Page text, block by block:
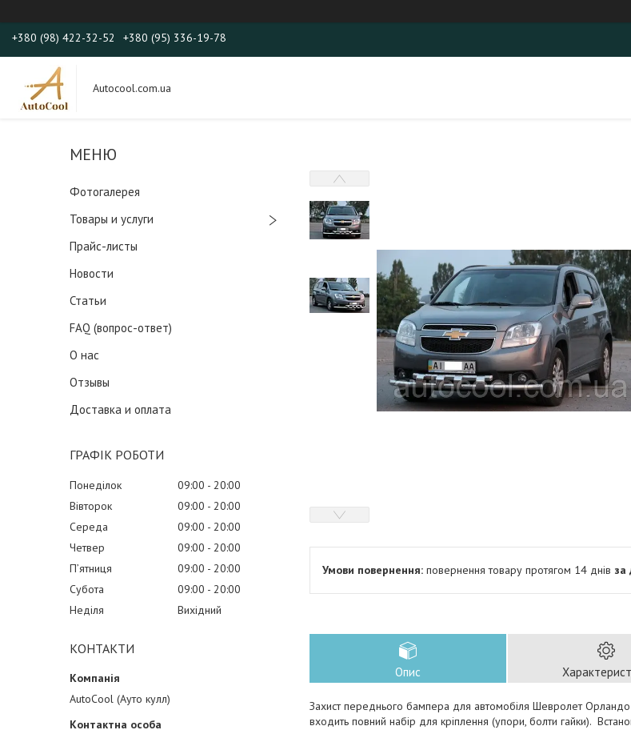
+380 (98) 422-32-52 +380 (95) 336-19-78
Autocool.com.ua
Фотогалерея
Товары и услуги
Прайс-листы
Новости
Статьи
FAQ (вопрос-ответ)
О нас
Отзывы
Доставка и оплата
ГРАФІК РОБОТИ
Понеділок 09:00
20:00
Вівторок
09:00
20:00
Середа
09:00
20:00
Четвер
09:00
20:00
Пʼятниця
09:00
20:00
Субота
09:00
20:00
Неділя
Вихідний
КОНТАКТИ
AutoCool (Ауто кулл)
повернення товару протягом 14 днів за
Опис
Захист переднього бампера для автомобіля Шевролет Орландо
входить повний набір для кріплення (упори, болти гайки).